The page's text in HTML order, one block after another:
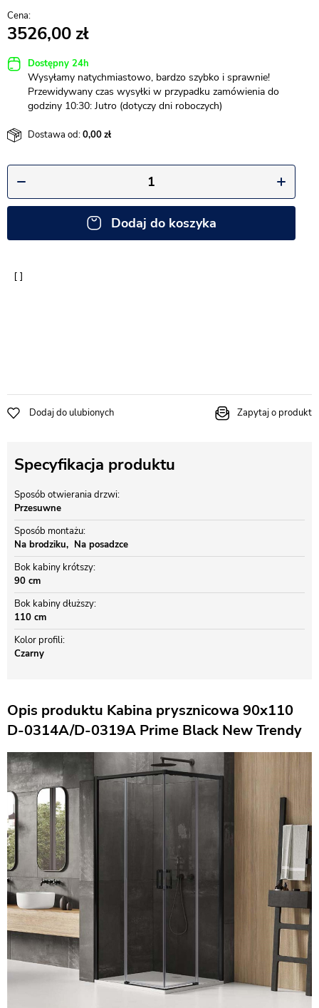
3526,00
Dostępny 24h
Wysyłamy natychmiastowo, bardzo szybko i sprawnie!
Przewidywany czas wysyłki w przypadku zamówienia do
godziny 10:30: Jutro (dotyczy dni roboczych)
Dostawa od:0,00
Dodaj do koszyka
Dodaj do ulubionych Zapytaj o produkt
Specyfikacja produktu
Sposób otwierania drzwi
Przesuwne
Sposób montażu
Na brodziku
Na posadzce
Bok kabiny krótszy
90 cm
Bok kabiny dłuższy
110 cm
Kolor profili
Czarny
Opis produktu Kabina prysznicowa 90x110
D-0314A/D-0319A Prime Black New Trendy